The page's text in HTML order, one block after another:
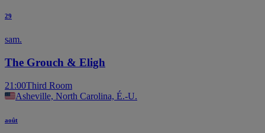
29
sam.
The Grouch & Eligh
21:00Third Room
Asheville, North Carolina, É.-U.
août